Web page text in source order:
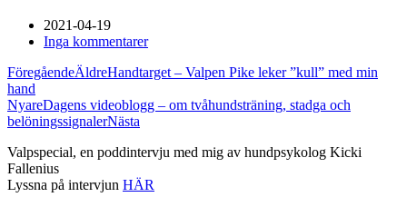
2021-04-19
Inga kommentarer
FöregåendeÄldreHandtarget – Valpen Pike leker ”kull” med min
hand
NyareDagens videoblogg – om tvåhundsträning, stadga och
belöningssignalerNästa
Valpspecial, en poddintervju med mig av hundpsykolog Kicki
Fallenius
Lyssna på intervjun HÄR